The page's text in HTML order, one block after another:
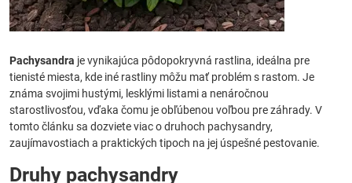
Pachysandra je vynikajúca pôdopokryvná rastlina, ideálna pre
tienisté miesta, kde iné rastliny môžu mať problém s rastom. Je
známa svojimi hustými, lesklými listami a nenáročnou
starostlivosťou, vďaka čomu je obľúbenou voľbou pre záhrady. V
tomto článku sa dozviete viac o druhoch pachysandry,
zaujímavostiach a praktických tipoch na jej úspešné pestovanie.
Druhy pachysandry